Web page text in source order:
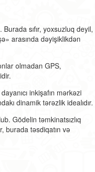
. Burada sıfır, yoxsuzluq deyil,
arasında dəyişiklikdən
olmadan GPS,
dayanıcı inkişafın mərkəzi
dinamik tərəzlik idealıdır.
Gödelin təmkinatsızlıq
burada təsdiqatın və